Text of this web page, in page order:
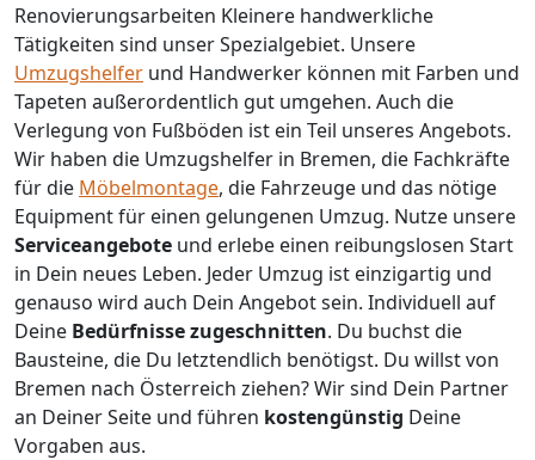
Renovierungsarbeiten Kleinere handwerkliche
Tätigkeiten sind unser Spezialgebiet. Unsere
Umzugshelfer und Handwerker können mit Farben und
Tapeten außerordentlich gut umgehen. Auch die
Verlegung von Fußböden ist ein Teil unseres Angebots.
Wir haben die Umzugshelfer in Bremen, die Fachkräfte
für die Möbelmontage, die Fahrzeuge und das nötige
Equipment für einen gelungenen Umzug. Nutze unsere
Serviceangebote und erlebe einen reibungslosen Start
in Dein neues Leben. Jeder Umzug ist einzigartig und
genauso wird auch Dein Angebot sein. Individuell auf
Deine Bedürfnisse zugeschnitten. Du buchst die
Bausteine, die Du letztendlich benötigst. Du willst von
Bremen nach Österreich ziehen? Wir sind Dein Partner
an Deiner Seite und führen kostengünstig Deine
Vorgaben aus.